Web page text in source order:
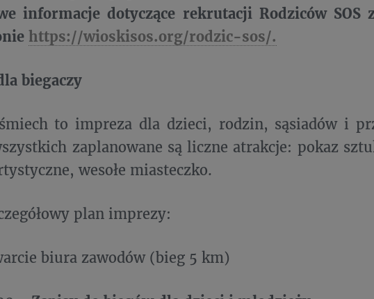
informacje dotyczące rekrutacji Rodziców SOS
https://wioskisos.org/rodzic-sos/.
biegaczy
to impreza dla dzieci, rodzin, sąsiadów i
zaplanowane są liczne atrakcje: pokaz
wesołe miasteczko.
plan imprezy:
biura zawodów (bieg 5 km)